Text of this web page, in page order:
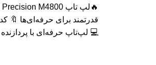
💻 لپ‌تاپ حرفه‌ای با پردازنده